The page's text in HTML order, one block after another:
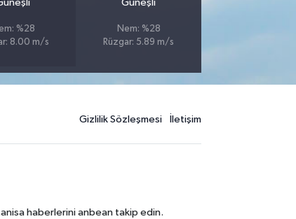
%28
8.00 m/s
Güneşli
Nem: %28
Rüzgar: 5.89 m/s
Gizlilik Sözleşmesi İletişim
haberlerini anbean takip edin.